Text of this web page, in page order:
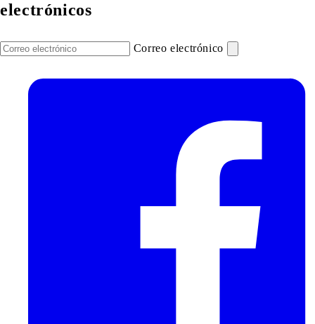
electrónicos
Correo electrónico